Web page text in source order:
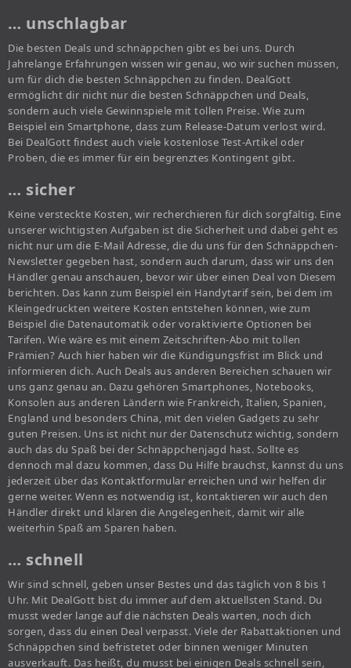
… unschlagbar
Die besten Deals und schnäppchen gibt es bei uns. Durch
Jahrelange Erfahrungen wissen wir genau, wo wir suchen müssen,
um für dich die besten Schnäppchen zu finden. DealGott
ermöglicht dir nicht nur die besten Schnäppchen und Deals,
sondern auch viele Gewinnspiele mit tollen Preise. Wie zum
Beispiel ein Smartphone, dass zum Release-Datum verlost wird.
Bei DealGott findest auch viele kostenlose Test-Artikel oder
Proben, die es immer für ein begrenztes Kontingent gibt.
… sicher
Keine versteckte Kosten, wir recherchieren für dich sorgfältig. Eine
unserer wichtigsten Aufgaben ist die Sicherheit und dabei geht es
nicht nur um die E-Mail Adresse, die du uns für den Schnäppchen-
Newsletter gegeben hast, sondern auch darum, dass wir uns den
Händler genau anschauen, bevor wir über einen Deal von Diesem
berichten. Das kann zum Beispiel ein Handytarif sein, bei dem im
Kleingedruckten weitere Kosten entstehen können, wie zum
Beispiel die Datenautomatik oder voraktivierte Optionen bei
Tarifen. Wie wäre es mit einem Zeitschriften-Abo mit tollen
Prämien? Auch hier haben wir die Kündigungsfrist im Blick und
informieren dich. Auch Deals aus anderen Bereichen schauen wir
uns ganz genau an. Dazu gehören Smartphones, Notebooks,
Konsolen aus anderen Ländern wie Frankreich, Italien, Spanien,
England und besonders China, mit den vielen Gadgets zu sehr
guten Preisen. Uns ist nicht nur der Datenschutz wichtig, sondern
auch das du Spaß bei der Schnäppchenjagd hast. Sollte es
dennoch mal dazu kommen, dass Du Hilfe brauchst, kannst du uns
jederzeit über das Kontaktformular erreichen und wir helfen dir
gerne weiter. Wenn es notwendig ist, kontaktieren wir auch den
Händler direkt und klären die Angelegenheit, damit wir alle
weiterhin Spaß am Sparen haben.
… schnell
Wir sind schnell, geben unser Bestes und das täglich von 8 bis 1
Uhr. Mit DealGott bist du immer auf dem aktuellsten Stand. Du
musst weder lange auf die nächsten Deals warten, noch dich
sorgen, dass du einen Deal verpasst. Viele der Rabattaktionen und
Schnäppchen sind befristetet oder binnen weniger Minuten
ausverkauft. Das heißt, du musst bei einigen Deals schnell sein,